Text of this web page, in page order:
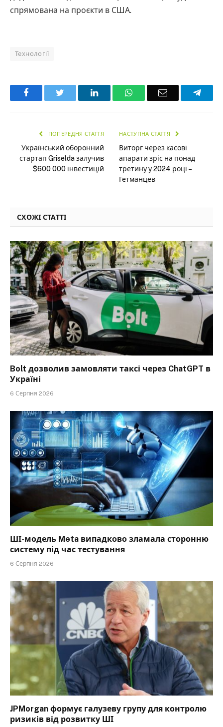
спрямована на проєкти в США.
Технології
Facebook LinkedInWhatsAppEmail
ПОПЕРЕДНЯ СТАТТЯ
Український оборонний
стартап Griselda залучив
$600 000 інвестицій
НАСТУПНА СТАТТЯ
Виторг через касові
апарати зріс на понад
третину у 2024 році –
Гетманцев
СХОЖІ СТАТТІ
Bolt дозволив замовляти таксі через ChatGPT в
Україні
6 Серпня 2026
ШІ-модель Meta випадково зламала сторонню
систему під час тестування
6 Серпня 2026
JPMorgan формує галузеву групу для контролю
ризиків від розвитку ШІ